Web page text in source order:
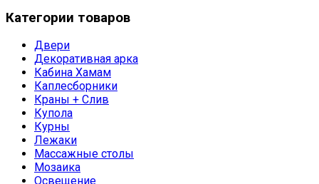
Категории товаров
Двери
Декоративная арка
Кабина Хамам
Каплесборники
Краны + Слив
Купола
Курны
Лежаки
Массажные столы
Мозаика
Освещение